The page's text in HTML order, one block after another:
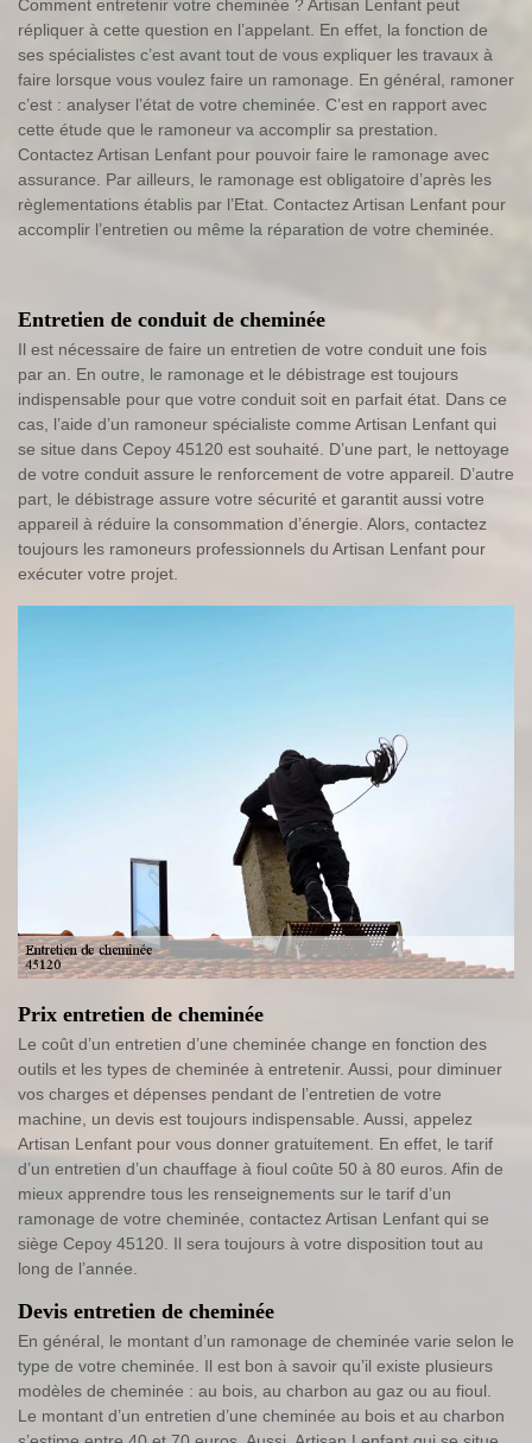
Comment entretenir votre cheminée ? Artisan Lenfant peut
répliquer à cette question en l’appelant. En effet, la fonction de
ses spécialistes c’est avant tout de vous expliquer les travaux à
faire lorsque vous voulez faire un ramonage. En général, ramoner
c’est : analyser l’état de votre cheminée. C’est en rapport avec
cette étude que le ramoneur va accomplir sa prestation.
Contactez Artisan Lenfant pour pouvoir faire le ramonage avec
assurance. Par ailleurs, le ramonage est obligatoire d’après les
règlementations établis par l’Etat. Contactez Artisan Lenfant pour
accomplir l’entretien ou même la réparation de votre cheminée.
Entretien de conduit de cheminée
Il est nécessaire de faire un entretien de votre conduit une fois
par an. En outre, le ramonage et le débistrage est toujours
indispensable pour que votre conduit soit en parfait état. Dans ce
cas, l’aide d’un ramoneur spécialiste comme Artisan Lenfant qui
se situe dans Cepoy 45120 est souhaité. D’une part, le nettoyage
de votre conduit assure le renforcement de votre appareil. D’autre
part, le débistrage assure votre sécurité et garantit aussi votre
appareil à réduire la consommation d’énergie. Alors, contactez
toujours les ramoneurs professionnels du Artisan Lenfant pour
exécuter votre projet.
Prix entretien de cheminée
Le coût d’un entretien d’une cheminée change en fonction des
outils et les types de cheminée à entretenir. Aussi, pour diminuer
vos charges et dépenses pendant de l’entretien de votre
machine, un devis est toujours indispensable. Aussi, appelez
Artisan Lenfant pour vous donner gratuitement. En effet, le tarif
d’un entretien d’un chauffage à fioul coûte 50 à 80 euros. Afin de
mieux apprendre tous les renseignements sur le tarif d’un
ramonage de votre cheminée, contactez Artisan Lenfant qui se
siège Cepoy 45120. Il sera toujours à votre disposition tout au
long de l’année.
Devis entretien de cheminée
En général, le montant d’un ramonage de cheminée varie selon le
type de votre cheminée. Il est bon à savoir qu’il existe plusieurs
modèles de cheminée : au bois, au charbon au gaz ou au fioul.
Le montant d’un entretien d’une cheminée au bois et au charbon